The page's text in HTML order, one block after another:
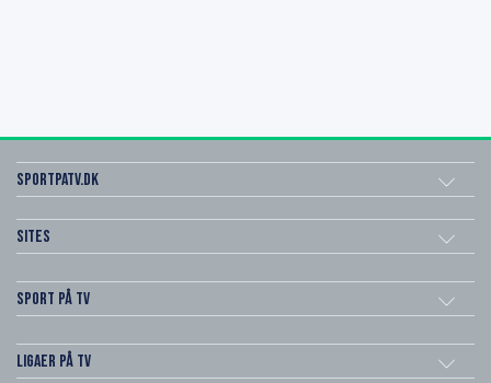
SportPaTV.dk
Sites
Sport på TV
Ligaer på TV